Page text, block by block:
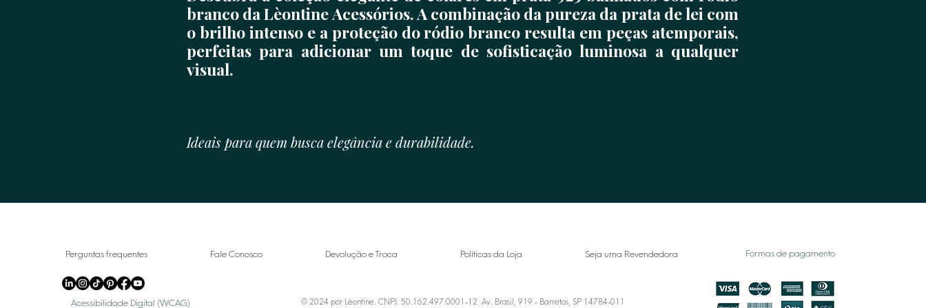
branco da Lèontine Acessórios. A combinação da pureza da prata de lei com
o brilho intenso e a proteção do ródio branco resulta em peças atemporais,
perfeitas para adicionar um toque de sofisticação luminosa a qualquer
visual.
Ideais para quem busca elegância e durabilidade.
Formas de pagamento
Perguntas frequentes Fale Conosco Devolução e Troca Políticas da Loja Seja uma Revendedora
Acessibilidade Digital (WCAG)
© 2024 por Lèontine. CNPJ: 50.162.497.0001-12 Av. Brasil, 919 - Barretos, SP 14784-011